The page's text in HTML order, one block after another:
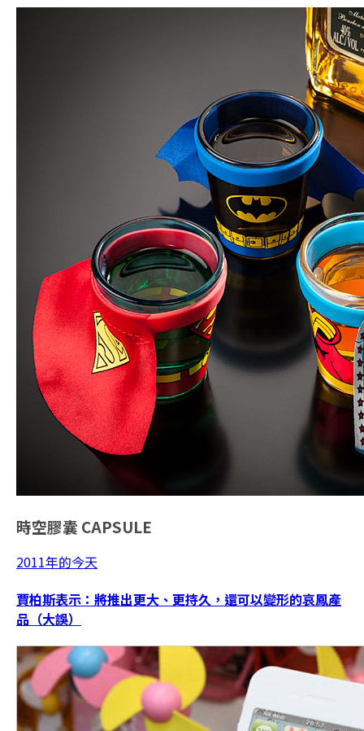
時空膠囊 CAPSULE
2011年的今天
賈柏斯表示：將推出更大、更持久，還可以變形的哀鳳產
品（大誤）